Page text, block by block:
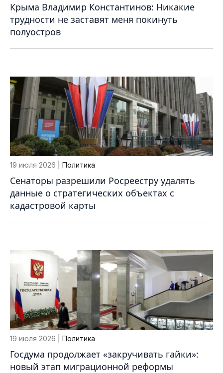
Крыма Владимир Константинов: Никакие
трудности не заставят меня покинуть
полуостров
19 июля 2026 | Политика
Сенаторы разрешили Росреестру удалять
данные о стратегических объектах с
кадастровой карты
19 июля 2026 | Политика
Госдума продолжает «закручивать гайки»:
новый этап миграционной реформы